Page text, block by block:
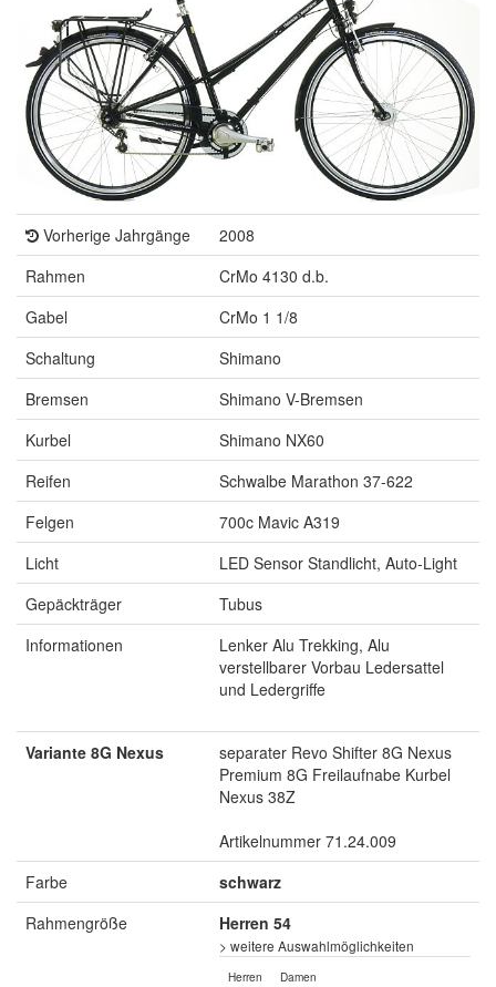
Vorherige Jahrgänge
2008
Rahmen
CrMo 4130 d.b.
Gabel
CrMo 1 1/8
Schaltung
Shimano
Bremsen
Shimano V-Bremsen
Kurbel
Shimano NX60
Reifen
Schwalbe Marathon 37-622
Felgen
700c Mavic A319
Licht
LED Sensor Standlicht, Auto-Light
Gepäckträger
Tubus
Informationen
Lenker Alu Trekking, Alu
verstellbarer Vorbau Ledersattel
und Ledergriffe
Variante 8G Nexus
separater Revo Shifter 8G Nexus
Premium 8G Freilaufnabe Kurbel
Nexus 38Z
Artikelnummer 71.24.009
Farbe
schwarz
Rahmengröße
Herren 54
> weitere Auswahlmöglichkeiten
Herren
Damen